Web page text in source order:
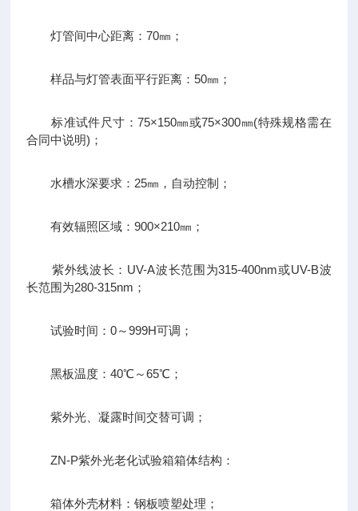
灯管间中心距离：70㎜；
样品与灯管表面平行距离：50㎜；
标准试件尺寸：75×150㎜或75×300㎜(特殊规格需在
合同中说明)；
水槽水深要求：25㎜，自动控制；
有效辐照区域：900×210㎜；
紫外线波长：UV-A波长范围为315-400nm或UV-B波
长范围为280-315nm；
试验时间：0～999H可调；
黑板温度：40℃～65℃；
紫外光、凝露时间交替可调；
ZN-P紫外光老化试验箱箱体结构：
箱体外壳材料：钢板喷塑处理；